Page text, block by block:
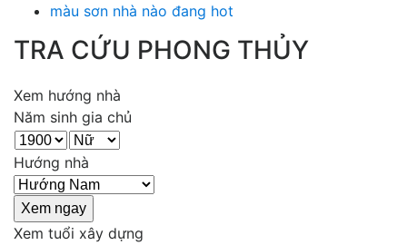
màu sơn nhà nào đang hot
TRA CỨU PHONG THỦY
Xem hướng nhà
Năm sinh gia chủ
Hướng nhà
Xem tuổi xây dựng